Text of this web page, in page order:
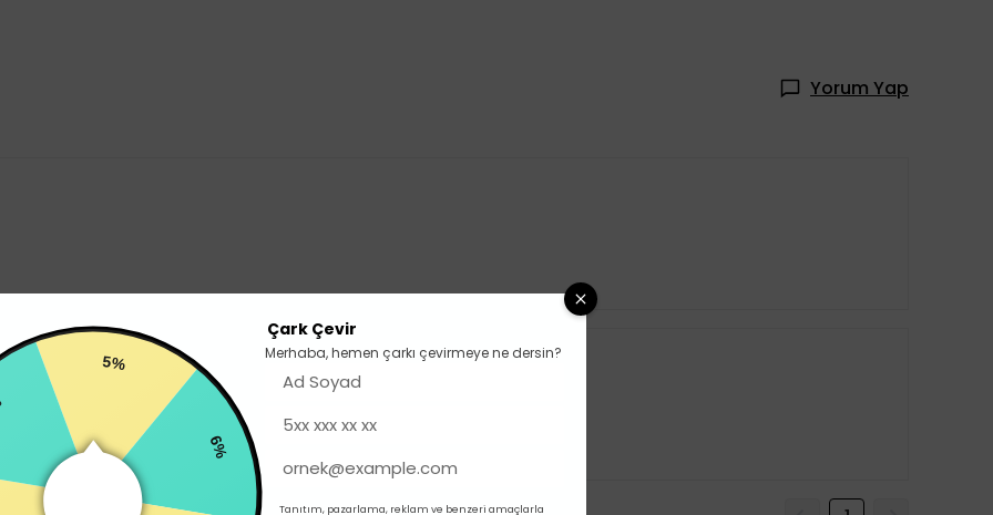
Yorum Yap
Çark Çevir
Merhaba, hemen çarkı çevirmeye ne dersin?
Tanıtım, pazarlama, reklam ve benzeri amaçlarla